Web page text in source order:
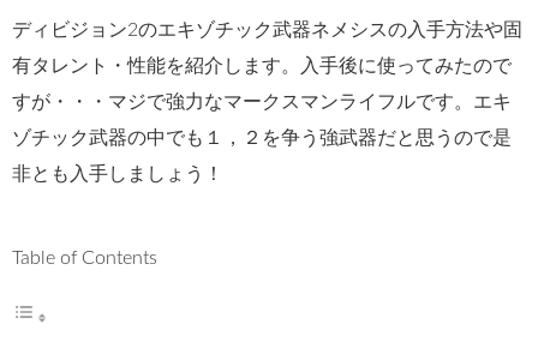
ディビジョン2のエキゾチック武器ネメシスの入手方法や固
有タレント・性能を紹介します。入手後に使ってみたので
すが・・・マジで強力なマークスマンライフルです。エキ
ゾチック武器の中でも１，２を争う強武器だと思うので是
非とも入手しましょう！
Table of Contents